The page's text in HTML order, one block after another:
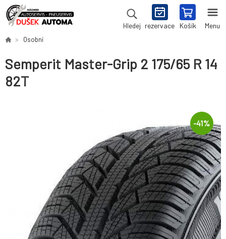
Hledej rezervace Košík Menu
Osobní
Semperit Master-Grip 2 175/65 R 14
82T
-41%